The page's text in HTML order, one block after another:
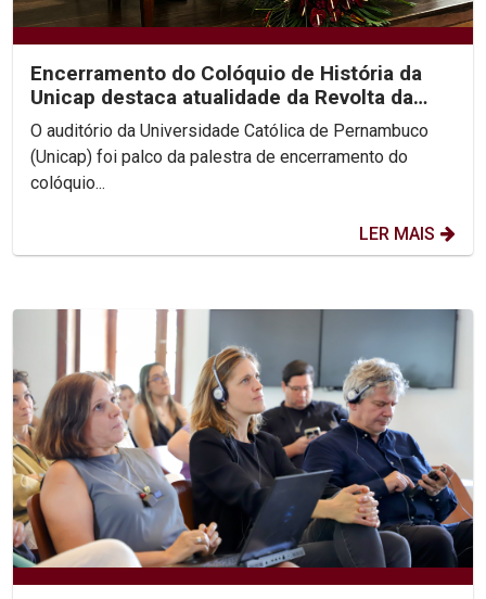
Encerramento do Colóquio de História da
Unicap destaca atualidade da Revolta da
Chibata nos...
O auditório da Universidade Católica de Pernambuco
(Unicap) foi palco da palestra de encerramento do
colóquio...
LER MAIS